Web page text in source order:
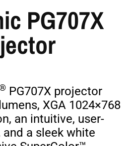
PG707X
PG707X projector
XGA 1024×768
an intuitive, user-
a sleek white